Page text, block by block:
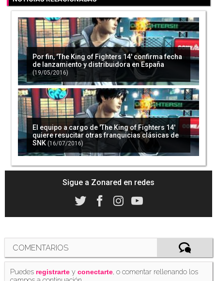
Por fin, 'The King of Fighters 14' confirma fecha
de lanzamiento y distribuidora en España
(19/05/2016)
El equipo a cargo de 'The King of Fighters 14'
quiere resucitar otras franquicias clásicas de
SNK (16/07/2016)
Sigue a Zonared en redes
COMENTARIOS
Puedes registrarte yconectarte, o comentar rellenando los